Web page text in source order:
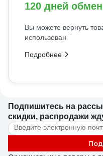
120 дней
Вы можете вернуть
использован
Подробнее
Подпишитесь на
скидки, распродажи